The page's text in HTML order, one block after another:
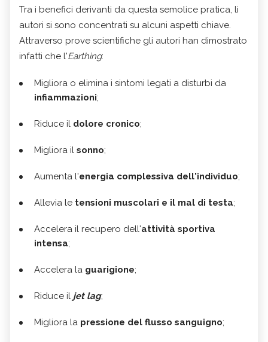
Tra i benefici derivanti da questa semolice pratica, li
autori si sono concentrati su alcuni aspetti chiave.
Attraverso prove scientifiche gli autori han dimostrato
infatti che l'Earthing:
Migliora o elimina i sintomi legati a disturbi da
infiammazioni;
Riduce il dolore cronico;
Migliora il sonno;
Aumenta l'energia complessiva dell'individuo;
Allevia le tensioni muscolari e il mal di testa;
Accelera il recupero dell'attività sportiva
intensa;
Accelera la guarigione;
Riduce il jet lag;
Migliora la pressione del flusso sanguigno;